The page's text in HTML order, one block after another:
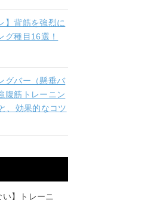
】背筋を強烈に
種目16選！
グバー（懸垂バ
腹筋トレーニン
、効果的なコツ
い】トレーニ